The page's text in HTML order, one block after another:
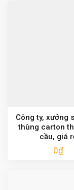
Công ty, xưởng
thùng carton
cầu, giá
0₫